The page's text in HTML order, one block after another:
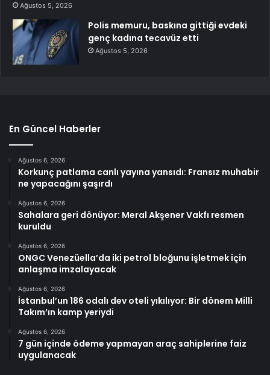
Ağustos 5, 2026
Polis memuru, baskına gittiği evdeki
genç kadına tecavüz etti
Ağustos 5, 2026
En Güncel Haberler
Ağustos 6, 2026
Korkunç patlama canlı yayına yansıdı: Fransız muhabir
ne yapacağını şaşırdı
Ağustos 6, 2026
Sahalara geri dönüyor: Meral Akşener Vakfı resmen
kuruldu
Ağustos 6, 2026
ONGC Venezüella’da iki petrol bloğunu işletmek için
anlaşma imzalayacak
Ağustos 6, 2026
İstanbul’un 186 odalı dev oteli yıkılıyor: Bir dönem Milli
Takım’ın kamp yeriydi
Ağustos 6, 2026
7 gün içinde ödeme yapmayan araç sahiplerine faiz
uygulanacak